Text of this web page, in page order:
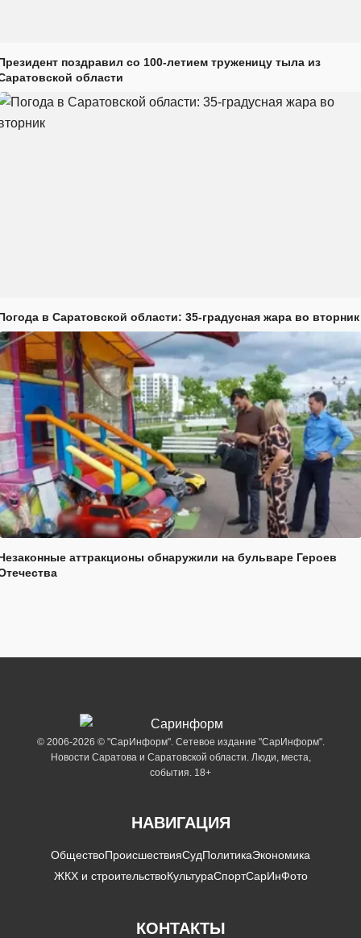
поздравил со 100-летием труженицу тыла из
области
в Саратовской области: 35-градусная жара во вторник
аттракционы обнаружили на бульваре Героев
© 2006-2026 © "СарИнформ". Сетевое издание "СарИнформ".
Новости Саратова и Саратовской области. Люди, места,
события. 18+
НАВИГАЦИЯ
ОбществоПроисшествияСудПолитикаЭкономика
ЖКХ и строительствоКультураСпортСарИнФото
КОНТАКТЫ